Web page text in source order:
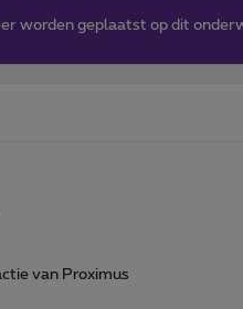
worden geplaatst op dit
van Proximus